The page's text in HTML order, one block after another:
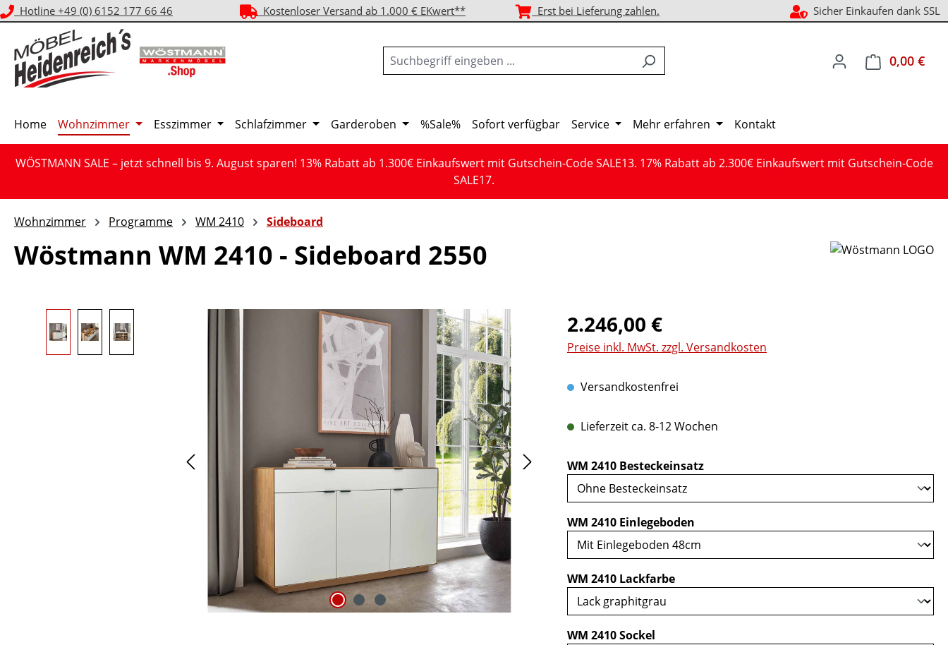
Hauptinhalt springen
Zur Suche springen
Zur Hauptnavigation springen
Hotline +49 (0) 6152 177 66 46 Kostenloser Versand ab 1.000 € EKwert** Erst bei Lieferung zahlen. Sicher Einkaufen dank SSL
0,00 €
Home Wohnzimmer Esszimmer Schlafzimmer Garderoben %Sale% Sofort verfügbar Service Mehr erfahren Kontakt
WÖSTMANN SALE – jetzt schnell bis 9. August sparen! 13% Rabatt ab 1.300€ Einkaufswert mit Gutschein-Code SALE13. 17% Rabatt ab 2.300€ Einkaufswert mit Gutschein-Code
SALE17.
Wohnzimmer Programme WM 2410 Sideboard
Wöstmann WM 2410 - Sideboard 2550
Regulärer Preis:
2.246,00 €
Preise inkl. MwSt. zzgl. Versandkosten
Versandkostenfrei
Lieferzeit ca. 8-12 Wochen
WM 2410 Besteckeinsatzauswählen
WM 2410 Einlegeboden
WM 2410 Lackfarbeauswählen
WM 2410 Sockel